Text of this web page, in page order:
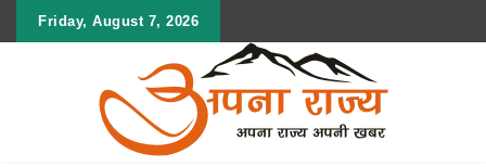
Friday, August 7, 2026